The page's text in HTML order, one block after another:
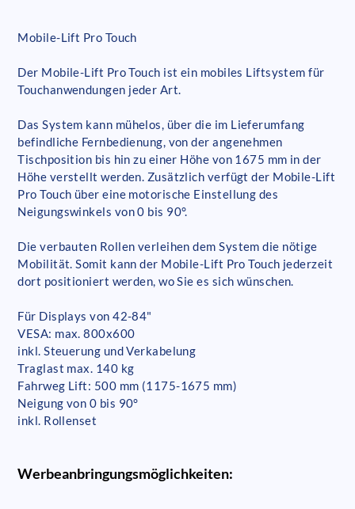
Mobile-Lift Pro Touch
Der Mobile-Lift Pro Touch ist ein mobiles Liftsystem für
Touchanwendungen jeder Art.
Das System kann mühelos, über die im Lieferumfang
befindliche Fernbedienung, von der angenehmen
Tischposition bis hin zu einer Höhe von 1675 mm in der
Höhe verstellt werden. Zusätzlich verfügt der Mobile-Lift
Pro Touch über eine motorische Einstellung des
Neigungswinkels von 0 bis 90°.
Die verbauten Rollen verleihen dem System die nötige
Mobilität. Somit kann der Mobile-Lift Pro Touch jederzeit
dort positioniert werden, wo Sie es sich wünschen.
Für Displays von 42-84"
VESA: max. 800x600
inkl. Steuerung und Verkabelung
Traglast max. 140 kg
Fahrweg Lift: 500 mm (1175-1675 mm)
Neigung von 0 bis 90°
inkl. Rollenset
Werbeanbringungsmöglichkeiten: